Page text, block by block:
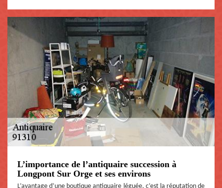
L’importance de l’antiquaire succession à
Longpont Sur Orge et ses environs
L’avantage d’une boutique antiquaire léguée, c’est la réputation de